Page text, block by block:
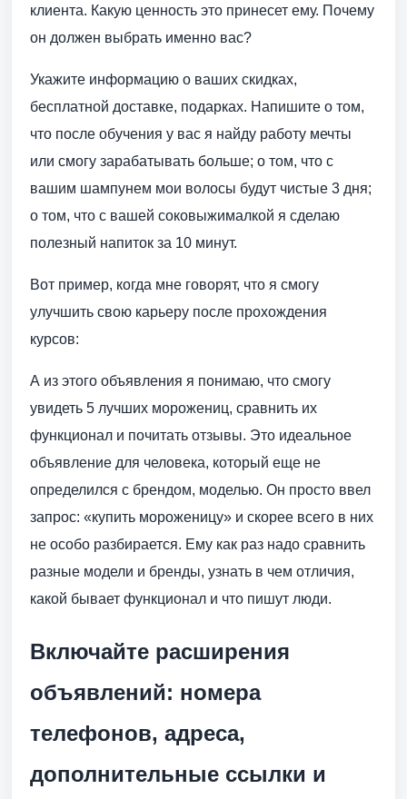
клиента. Какую ценность это принесет ему. Почему
он должен выбрать именно вас?
Укажите информацию о ваших скидках,
бесплатной доставке, подарках. Напишите о том,
что после обучения у вас я найду работу мечты
или смогу зарабатывать больше; о том, что с
вашим шампунем мои волосы будут чистые 3 дня;
о том, что с вашей соковыжималкой я сделаю
полезный напиток за 10 минут.
Вот пример, когда мне говорят, что я смогу
улучшить свою карьеру после прохождения
курсов:
А из этого объявления я понимаю, что смогу
увидеть 5 лучших морожениц, сравнить их
функционал и почитать отзывы. Это идеальное
объявление для человека, который еще не
определился с брендом, моделью. Он просто ввел
запрос: «купить мороженицу» и скорее всего в них
не особо разбирается. Ему как раз надо сравнить
разные модели и бренды, узнать в чем отличия,
какой бывает функционал и что пишут люди.
Включайте расширения
объявлений: номера
телефонов, адреса,
дополнительные ссылки и